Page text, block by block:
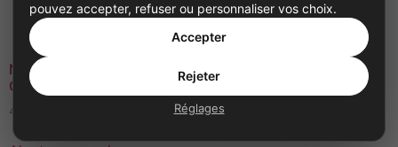
Numéro Anglais UK
Grande-Bretagne virtuel
4,99
03 74 200 365
4,99€
pouvez accepter, refuser ou personnaliser vos choix.
Accepter
Rejeter
Réglages